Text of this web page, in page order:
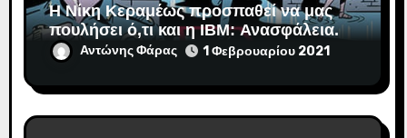
Η Νίκη Κεραμέως προσπαθεί να μας
πουλήσει ό,τι και η IBM: Ανασφάλεια.
Αντώνης Φάρας 1 Φεβρουαρίου 2021